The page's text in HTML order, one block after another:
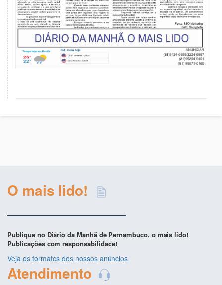
O mais lido!
Publique no Diário da Manhã de Pernambuco, o mais lido!
Publicações com responsabilidade!
Veja os formatos dos nossos anúncios
Atendimento